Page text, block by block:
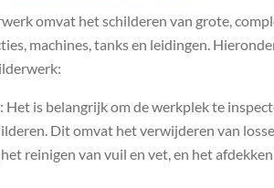
omvat het schilderen van grote,
machines, tanks en leidingen.
Het is belangrijk om de werkplek te
Dit omvat het verwijderen van
reinigen van vuil en vet, en het